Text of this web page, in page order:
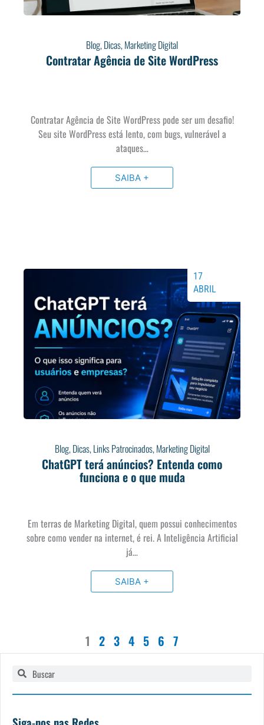
Blog,Dicas,Marketing Digital
Contratar Agência de Site WordPress
Contratar Agência de Site WordPress pode ser um desafio!
Seu site WordPress está lento, com bugs, vulnerável a
ataques…
SAIBA +
Blog,Dicas,Links Patrocinados,Marketing Digital
ChatGPT terá anúncios? Entenda como
funciona e o que muda
17
ABRIL
Em terras de Marketing Digital, quem possui conhecimentos
sobre como vender na internet, é rei. A Inteligência Artificial
já…
SAIBA +
1 2 3 4 5 6 7
Pesquisar
Pesquisar